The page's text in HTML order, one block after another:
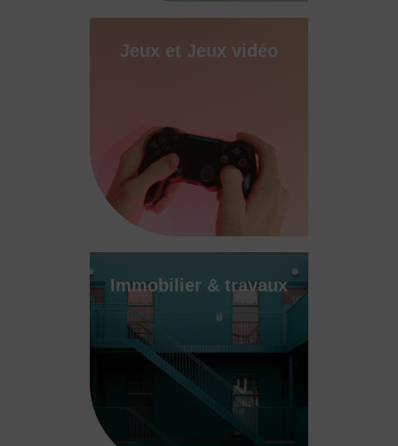
Jeux et Jeux vidéo
Immobilier & travaux